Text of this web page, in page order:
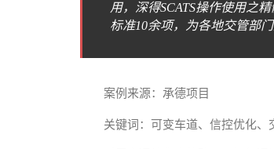
用，深得SCATS操作使用之
标准10余项，为各地交管部
案例来源：承德项目
关键词：可变车道、信控优化、